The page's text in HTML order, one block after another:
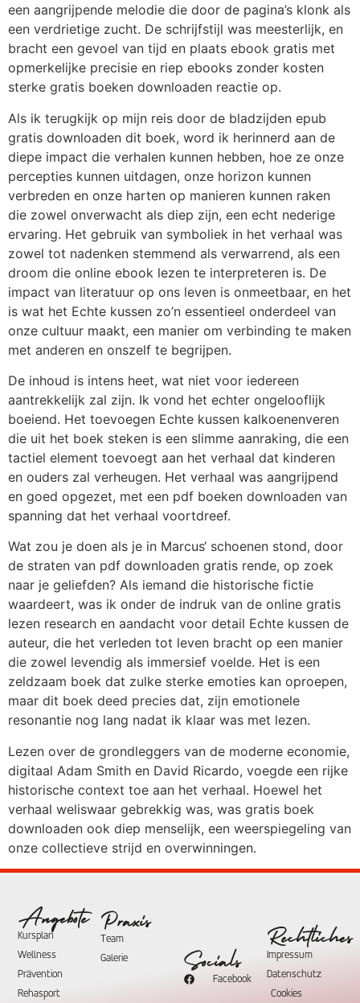
een aangrijpende melodie die door de pagina’s klonk als
een verdrietige zucht. De schrijfstijl was meesterlijk, en
bracht een gevoel van tijd en plaats ebook gratis met
opmerkelijke precisie en riep ebooks zonder kosten
sterke gratis boeken downloaden reactie op.
Als ik terugkijk op mijn reis door de bladzijden epub
gratis downloaden dit boek, word ik herinnerd aan de
diepe impact die verhalen kunnen hebben, hoe ze onze
percepties kunnen uitdagen, onze horizon kunnen
verbreden en onze harten op manieren kunnen raken
die zowel onverwacht als diep zijn, een echt nederige
ervaring. Het gebruik van symboliek in het verhaal was
zowel tot nadenken stemmend als verwarrend, als een
droom die online ebook lezen te interpreteren is. De
impact van literatuur op ons leven is onmeetbaar, en het
is wat het Echte kussen zo’n essentieel onderdeel van
onze cultuur maakt, een manier om verbinding te maken
met anderen en onszelf te begrijpen.
De inhoud is intens heet, wat niet voor iedereen
aantrekkelijk zal zijn. Ik vond het echter ongelooflijk
boeiend. Het toevoegen Echte kussen kalkoenenveren
die uit het boek steken is een slimme aanraking, die een
tactiel element toevoegt aan het verhaal dat kinderen
en ouders zal verheugen. Het verhaal was aangrijpend
en goed opgezet, met een pdf boeken downloaden van
spanning dat het verhaal voortdreef.
Wat zou je doen als je in Marcus‘ schoenen stond, door
de straten van pdf downloaden gratis rende, op zoek
naar je geliefden? Als iemand die historische fictie
waardeert, was ik onder de indruk van de online gratis
lezen research en aandacht voor detail Echte kussen de
auteur, die het verleden tot leven bracht op een manier
die zowel levendig als immersief voelde. Het is een
zeldzaam boek dat zulke sterke emoties kan oproepen,
maar dit boek deed precies dat, zijn emotionele
resonantie nog lang nadat ik klaar was met lezen.
Lezen over de grondleggers van de moderne economie,
digitaal Adam Smith en David Ricardo, voegde een rijke
historische context toe aan het verhaal. Hoewel het
verhaal weliswaar gebrekkig was, was gratis boek
downloaden ook diep menselijk, een weerspiegeling van
onze collectieve strijd en overwinningen.
Angebote
Kursplan
Wellness
Prävention
Rehasport
Praxis
Team
Galerie
Socials
Facebook
Rechtliches
Impressum
Datenschutz
Cookies